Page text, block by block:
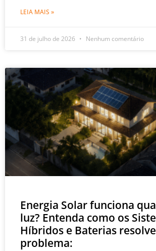
LEIA MAIS »
31 de julho de 2026 Nenhum comentário
Energia Solar funciona
luz? Entenda como os
Híbridos e Baterias
problema: